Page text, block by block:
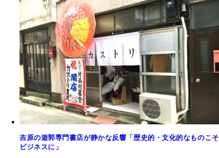
吉原の遊郭専門書店が静かな反響「歴史的・文化的なものこそ
ビジネスに」